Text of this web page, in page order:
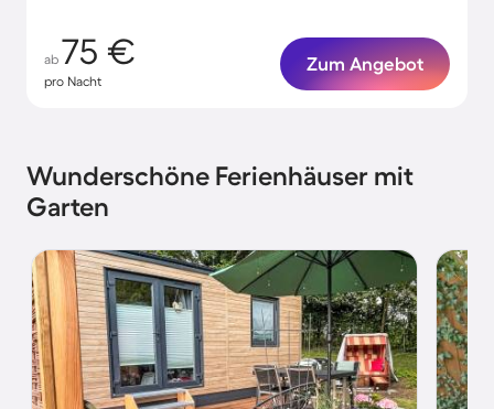
ab 75 €
pro Nacht
Zum Angebot
Wunderschöne Ferienhäuser mit
Garten